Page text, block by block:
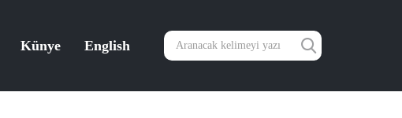
Künye English